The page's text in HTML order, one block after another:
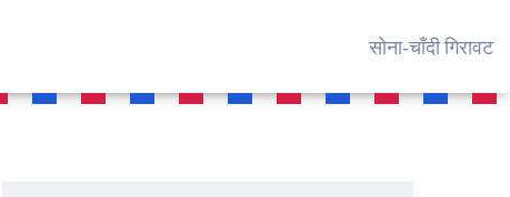
सोना‑चाँदी गिरावट